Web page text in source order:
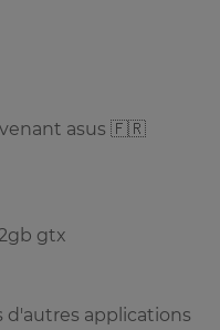
asus 🇫🇷
gtx
d'autres applications